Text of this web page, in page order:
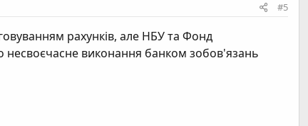
#5
рахунків, але НБУ та Фонд
несвоєчасне виконання банком зобов'язань